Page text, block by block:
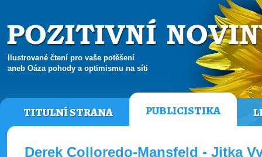
Ilustrované čtení pro vaše potěšení
aneb Oáza pohody a optimismu na síti
TITULNÍ STRANA PUBLICISTIKA
Derek Colloredo-Mansfeld - Jitka